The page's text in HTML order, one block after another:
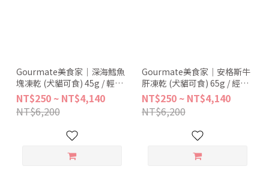
Gourmate美食家｜深海鱈魚
塊凍乾 (犬貓可食) 45g / 輕盈
高蛋白．Omega-3補給站
NT$250 ~ NT$4,140
NT$6,200
Gourmate美食家｜安格斯牛
肝凍乾 (犬貓可食) 65g / 經典
營養．天然維生素庫
NT$250 ~ NT$4,140
NT$6,200